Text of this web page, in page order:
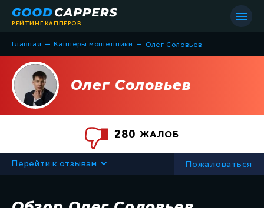
РЕЙТИНГ КАППЕРОВ
Капперы на футбол
Все статьи
Советы в ставках
Главная – Капперы мошенники – Олег Соловьев
Олег Соловьев
280 ЖАЛОБ
Перейти к отзывам Пожаловаться